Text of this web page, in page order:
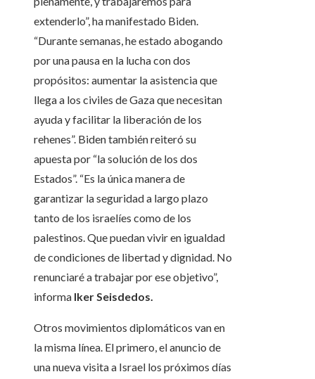
extenderlo”, ha manifestado Biden.
“Durante semanas, he estado abogando
por una pausa en la lucha con dos
propósitos: aumentar la asistencia que
llega a los civiles de Gaza que necesitan
ayuda y facilitar la liberación de los
rehenes”. Biden también reiteró su
apuesta por “la solución de los dos
Estados”. “Es la única manera de
garantizar la seguridad a largo plazo
tanto de los israelíes como de los
palestinos. Que puedan vivir en igualdad
de condiciones de libertad y dignidad. No
renunciaré a trabajar por ese objetivo”,
informa Iker Seisdedos.
Otros movimientos diplomáticos van en
la misma línea. El primero, el anuncio de
una nueva visita a Israel los próximos días